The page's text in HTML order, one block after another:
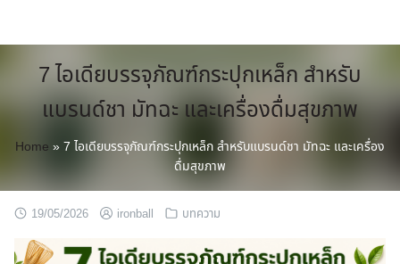
7 ไอเดียบรรจุภัณฑ์กระปุกเหล็ก สำหรับ
แบรนด์ชา มัทฉะ และเครื่องดื่มสุขภาพ
Home »7 ไอเดียบรรจุภัณฑ์กระปุกเหล็ก สำหรับแบรนด์ชา มัทฉะ และเครื่อง
ดื่มสุขภาพ
19/05/2026 ironball บทความ